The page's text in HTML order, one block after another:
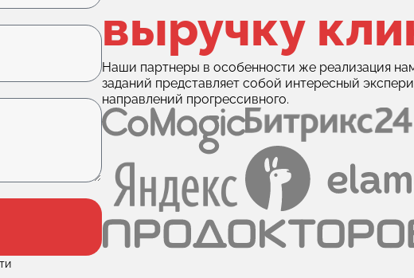
выручку
Наши партнеры в особенности же реализация
заданий представляет собой интересный
направлений прогрессивного.